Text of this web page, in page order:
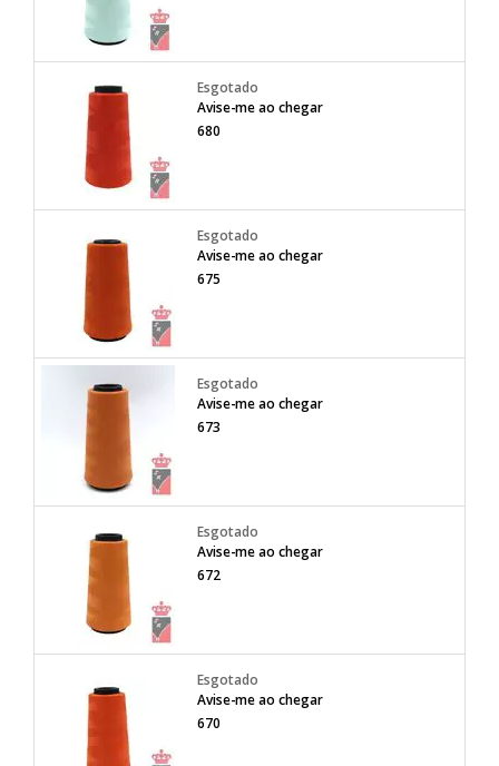
Avise-me ao chegar
680
Avise-me ao chegar
675
Avise-me ao chegar
673
Avise-me ao chegar
672
Avise-me ao chegar
670